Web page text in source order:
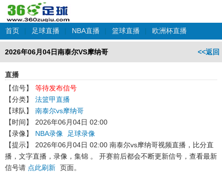
首页 | 足球直播 | NBA直播 | 篮球直播 | 欧洲杯直播
<<返回
2026年06月04日南泰尔VS摩纳哥
直播
【信号】
等待发布信号
【分类】
法篮甲直播
【球队】
南泰尔vs摩纳哥
【时间】
2026年06月04日 02:00
【录像】
NBA录像
足球录像
【提示】
2026年06月04日 02:00 南泰尔vs摩纳哥视频直播，比分直
播，文字直播，录像，集锦 。 开赛前后都会不断更新信号，查看最新
信号请 点此刷新 页面。